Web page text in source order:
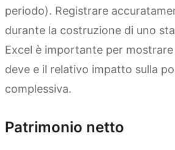
periodo). Registrare
durante la costruzione di uno
Excel è importante per mostrare
deve e il relativo impatto sulla
complessiva.
Patrimonio netto